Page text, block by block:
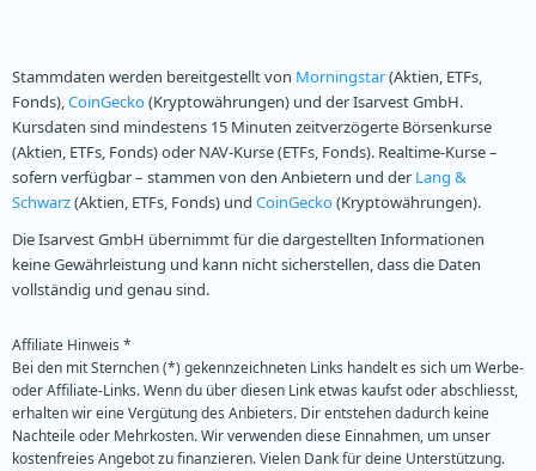
Stammdaten werden bereitgestellt von Morningstar(Aktien, ETFs,
Fonds),CoinGecko(Kryptowährungen) und der Isarvest GmbH.
Kursdaten sind mindestens 15 Minuten zeitverzögerte Börsenkurse
(Aktien, ETFs, Fonds) oder NAV-Kurse (ETFs, Fonds). Realtime-Kurse –
sofern verfügbar – stammen von den Anbietern und der Lang &
Schwarz(Aktien, ETFs, Fonds) und CoinGecko(Kryptowährungen).
Die Isarvest GmbH übernimmt für die dargestellten Informationen
keine Gewährleistung und kann nicht sicherstellen, dass die Daten
vollständig und genau sind.
Affiliate Hinweis *
Bei den mit Sternchen (*) gekennzeichneten Links handelt es sich um Werbe-
oder Affiliate-Links. Wenn du über diesen Link etwas kaufst oder abschliesst,
erhalten wir eine Vergütung des Anbieters. Dir entstehen dadurch keine
Nachteile oder Mehrkosten. Wir verwenden diese Einnahmen, um unser
kostenfreies Angebot zu finanzieren. Vielen Dank für deine Unterstützung.